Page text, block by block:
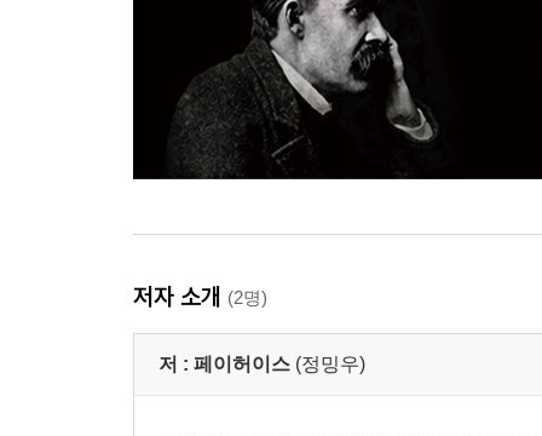
저자 소개 (2명)
저 : 페이허이스 (정밍우)